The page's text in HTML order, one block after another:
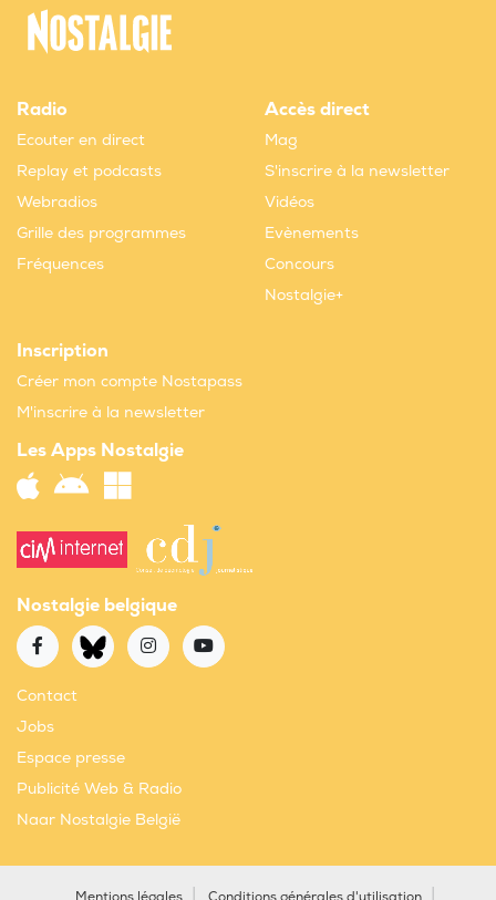
Radio
Ecouter en direct
Replay et podcasts
Webradios
Grille des programmes
Fréquences
Accès direct
Mag
S'inscrire à la newsletter
Vidéos
Evènements
Concours
Nostalgie+
Inscription
Créer mon compte Nostapass
M'inscrire à la newsletter
Les Apps Nostalgie
Nostalgie belgique
Contact
Jobs
Espace presse
Publicité Web & Radio
Naar Nostalgie België